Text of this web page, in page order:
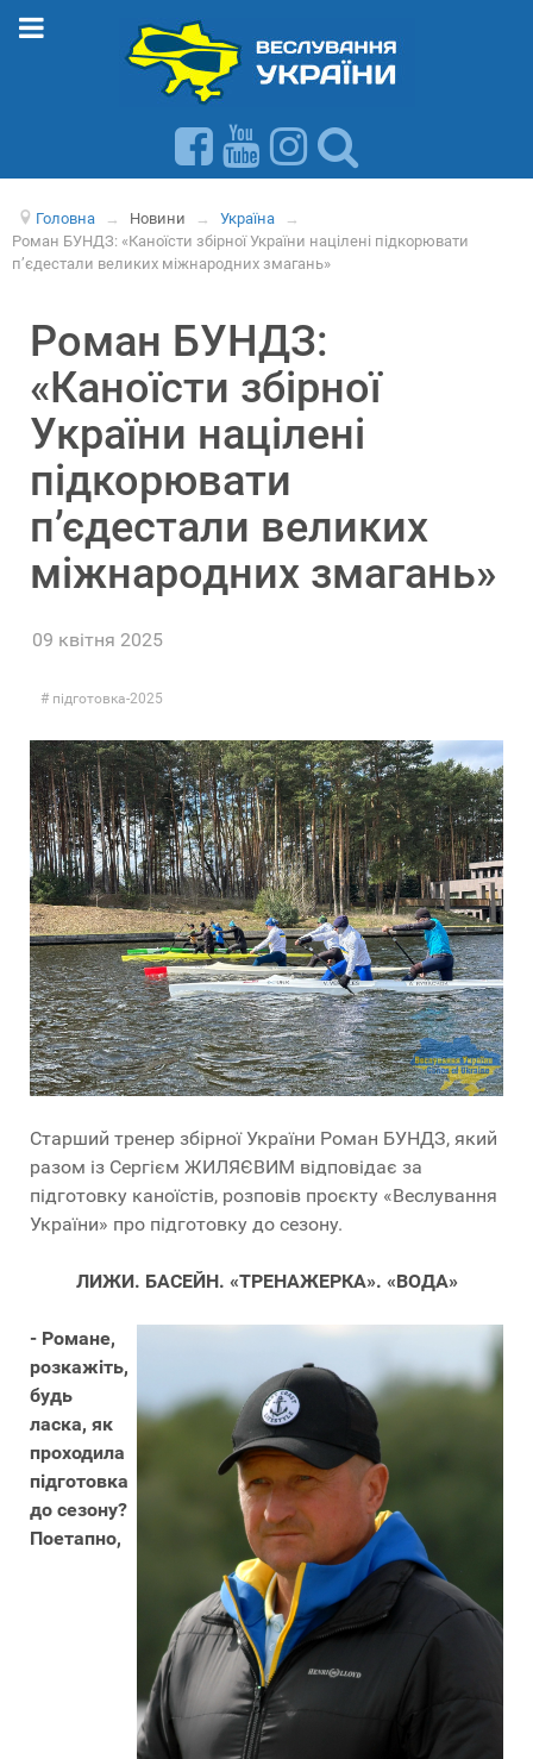
Головна → Новини → Україна
→
Роман БУНДЗ: «Каноїсти збірної України націлені підкорювати
п’єдестали великих міжнародних змагань»
Роман БУНДЗ:
«Каноїсти збірної
України націлені
підкорювати
п’єдестали великих
міжнародних змагань»
09 квітня 2025
підготовка-2025
Старший тренер збірної України Роман БУНДЗ, який
разом із Сергієм ЖИЛЯЄВИМ відповідає за
підготовку каноїстів, розповів проєкту «Веслування
України» про підготовку до сезону.
ЛИЖИ. БАСЕЙН. «ТРЕНАЖЕРКА». «ВОДА»
- Романе,
розкажіть,
будь
ласка, як
проходила
підготовка
до сезону?
Поетапно,